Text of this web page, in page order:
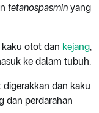
tetanospasmin yang
otot dan kejang,
ke dalam tubuh.
dan kaku
dan perdarahan